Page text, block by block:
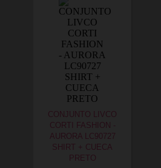
CONJUNTO LIVCO
CORTI FASHION -
AURORA LC90727
SHIRT + CUECA
PRETO